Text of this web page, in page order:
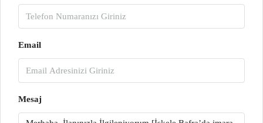
Email
Mesaj